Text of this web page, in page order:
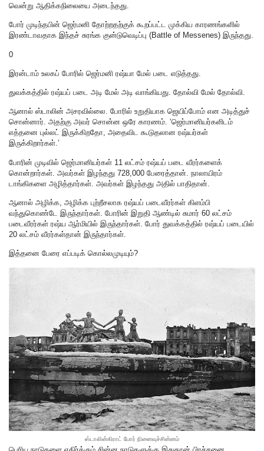
வென்று ஆதிக்கநிலையை அடைந்தது.
போர் முடிந்தபின் ஜெர்மனி தோற்றதற்குக் கூறப்பட்ட முக்கிய காரணங்களில்
இரண்டாவதாக இந்தச் சுரங்க குன்டுவெடிப்பு (Battle of Messenes) இருந்தது.
0
இரன்டாம் உலகப் போரில் ஜெர்மனி ரஷ்யா மேல் படை எடுத்தது.
துவக்கத்தில் ரஷ்யப் படை அடி மேல் அடி வாங்கியது. தோல்வி மேல் தோல்வி.
ஆனால் ஸ்டாலின் அசரவில்லை. போரில் உறுதியாக ஜெயிப்போம் என அடித்துச்
சொன்னார். அதற்கு அவர் சொன்ன ஒரே காரணம். ‘ஜெர்மானியர்களிடம்
எத்தனை புல்லட் இருக்கிறதோ, அதைவிட கூடுதலான ரஷ்யர்கள்
இருக்கிறார்கள்.’
போரின் முடிவில் ஜெர்மானியர்கள் 11 லட்சம் ரஷ்யப் படை வீரர்களைக்
கொன்றார்கள். அவர்கள் இழந்தது 728,000 பேரைத்தான். நாலாயிரம்
டாங்கிகளை அழித்தார்கள். அவர்கள் இழந்தது அதில் பாதிதான்.
ஆனால் அழிக்க, அழிக்க புற்றீசலாக ரஷ்யப் படைவீரர்கள் கிளம்பி
வந்துகொண்டே இருந்தார்கள். போரின் இறுதி ஆண்டில் சுமார் 60 லட்சம்
படைவீரர்கள் ரஷ்ய ஆர்மியில் இருந்தார்கள். போர் துவக்கத்தில் ரஷ்யப் படையில்
20 லட்சம் வீரர்கள்தான் இருந்தார்கள்.
இத்தனை பேரை எப்படிக் கொல்லமுடியும்?
ஸ்டாலின்கிராட் போர் நினைவுச்சின்னம்